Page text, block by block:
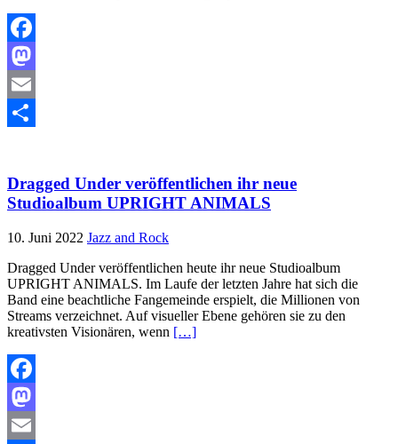
Facebook
Mastodon
Email
Dragged Under veröffentlichen ihr neue
Studioalbum UPRIGHT ANIMALS
10. Juni 2022 Jazz and Rock
Dragged Under veröffentlichen heute ihr neue Studioalbum
UPRIGHT ANIMALS. Im Laufe der letzten Jahre hat sich die
Band eine beachtliche Fangemeinde erspielt, die Millionen von
Streams verzeichnet. Auf visueller Ebene gehören sie zu den
kreativsten Visionären, wenn […]
Facebook
Mastodon